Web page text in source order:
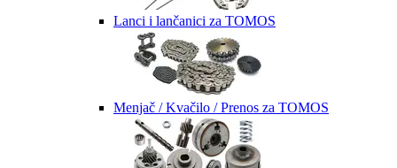
Lanci i lančanici za TOMOS
Menjač / Kvačilo / Prenos za TOMOS